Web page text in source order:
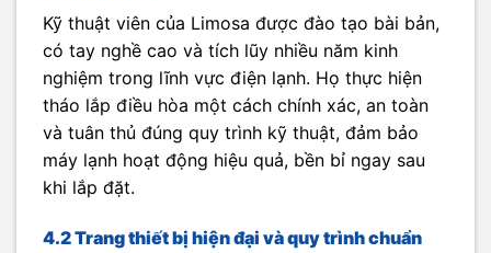
Kỹ thuật viên của Limosa được đào tạo bài bản,
có tay nghề cao và tích lũy nhiều năm kinh
nghiệm trong lĩnh vực điện lạnh. Họ thực hiện
tháo lắp điều hòa một cách chính xác, an toàn
và tuân thủ đúng quy trình kỹ thuật, đảm bảo
máy lạnh hoạt động hiệu quả, bền bỉ ngay sau
khi lắp đặt.
4.2 Trang thiết bị hiện đại và quy trình chuẩn